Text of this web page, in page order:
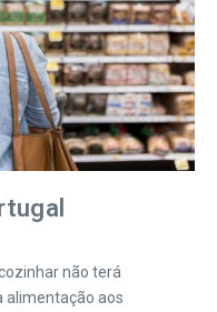
não terá
alimentação aos